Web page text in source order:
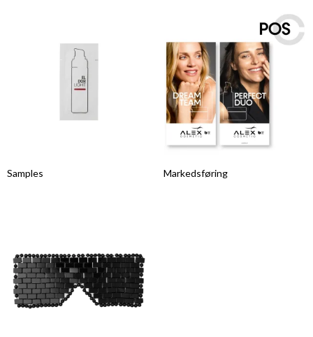
Samples Markedsføring